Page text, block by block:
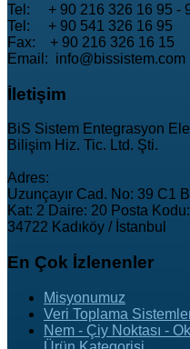
Tel: + 90 216 326 16 95 -
Tel: + 90 541 326 16 95
Fax: + 90 216 326 16 15
Email: info@bissistem.com
İletişim
BiS Sistem Entegrasyon
Bilişim Hiz. Tic. Ltd. Şti.
Adres:
Uzunçayır Cad. No: 39 C1
Kat: 2 Daire: 20 Posta Kodu:
34722 Kadıköy / İstanbul
En Çok İzlenenler
Misyonumuz
Veri Toplama
Nem - Çiy Noktası -